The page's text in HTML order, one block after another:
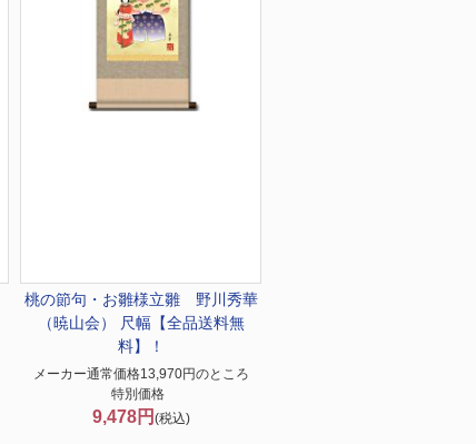
桃の節句・お雛様立雛 野川秀華
（暁山会） 尺幅【全品送料無
料】！
メーカー通常価格13,970円のところ
特別価格
9,478円 (税込)